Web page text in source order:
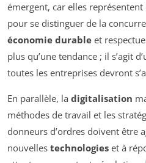
émergent, car elles
pour se distinguer de la
économie durable et
plus qu’une tendance ; il s’agit
toutes les entreprises devront
En parallèle, la digitalisation
méthodes de travail et les
donneurs d’ordres doivent être
nouvelles technologies et à